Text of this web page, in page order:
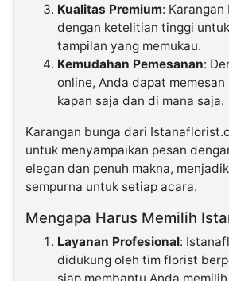
Kualitas Premium:
dengan ketelitian tinggi
tampilan yang memukau.
Kemudahan Pemesanan:
online, Anda dapat
kapan saja dan di mana saja.
Karangan bunga dari
untuk menyampaikan pesan
elegan dan penuh makna,
sempurna untuk setiap acara.
Mengapa Harus Memilih
Layanan Profesional:
didukung oleh tim florist